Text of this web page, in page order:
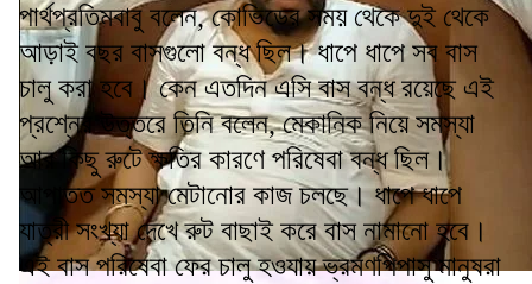
পার্থপ্রতিমবাবু বলেন, কোভিডের সময় থেকে দুই থেকে
আড়াই বছর বাসগুলো বন্ধ ছিল। ধাপে ধাপে সব বাস
চালু করা হবে। কেন এতদিন এসি বাস বন্ধ রয়েছে এই
প্রশ্নের উত্তরে তিনি বলেন, মেকানিক নিয়ে সমস্যা
আর কিছু রুটে ক্ষতির কারণে পরিষেবা বন্ধ ছিল।
আপাতত সমস্যা মেটানোর কাজ চলছে। ধাপে ধাপে
যাত্রী সংখ্যা দেখে রুট বাছাই করে বাস নামানো হবে।
এই বাস পরিষেবা ফের চালু হওযায় ভ্রমণপিপাসু মানুষরা